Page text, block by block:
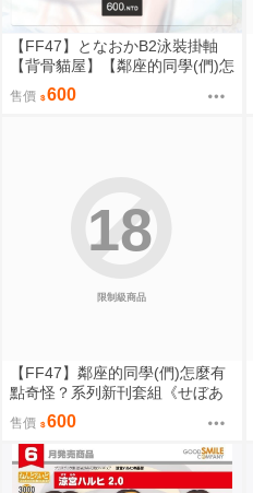
【FF47】となおかB2泳裝掛軸
【背骨貓屋】【鄰座的同學(們)怎
麼有點奇怪？】[雙層布掛軸]｜九
月陸續出貨
售價 600
限制級商品
18
【FF47】鄰座的同學(們)怎麼有
點奇怪？系列新刊套組《せぼあ
ーと2》【背骨貓屋】[B5全彩畫
冊] [繁體中文][新刊] [壓克力夾組]
｜九月陸續出貨
售價 600